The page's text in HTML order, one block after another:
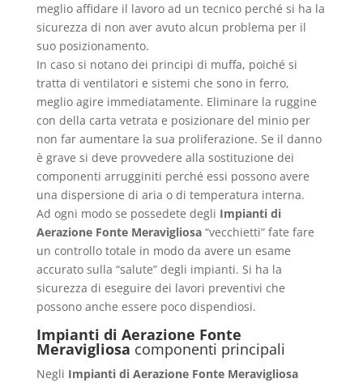
meglio affidare il lavoro ad un tecnico perché si ha la
sicurezza di non aver avuto alcun problema per il
suo posizionamento.
In caso si notano dei principi di muffa, poiché si
tratta di ventilatori e sistemi che sono in ferro,
meglio agire immediatamente. Eliminare la ruggine
con della carta vetrata e posizionare del minio per
non far aumentare la sua proliferazione. Se il danno
è grave si deve provvedere alla sostituzione dei
componenti arrugginiti perché essi possono avere
una dispersione di aria o di temperatura interna.
Ad ogni modo se possedete degli Impianti di
Aerazione Fonte Meravigliosa“vecchietti” fate fare
un controllo totale in modo da avere un esame
accurato sulla “salute” degli impianti. Si ha la
sicurezza di eseguire dei lavori preventivi che
possono anche essere poco dispendiosi.
Impianti di Aerazione Fonte
Meravigliosa componenti principali
Negli Impianti di Aerazione Fonte Meravigliosa